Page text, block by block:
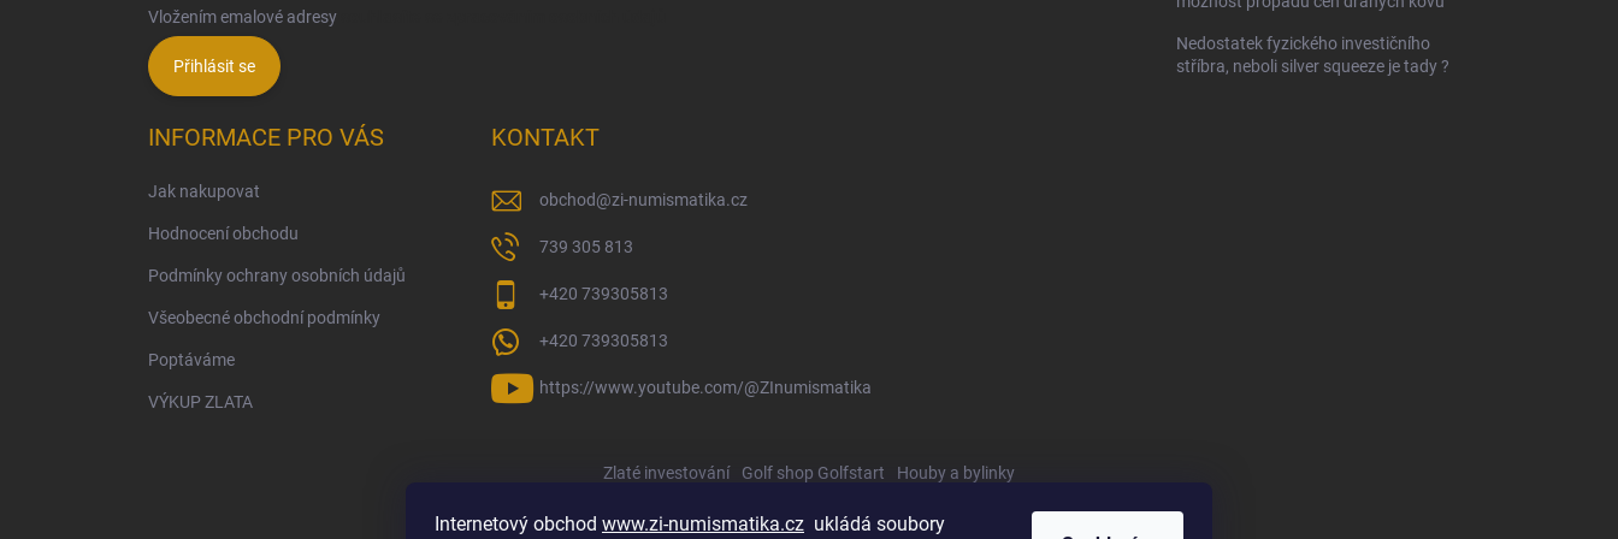
Internetový obchod www.zi-numismatika.cz ukládá soubory
Vložením emalové adresy
Přihlásit se
Nedostatek fyzického investičního
stříbra, neboli silver squeeze je tady ?
INFORMACE PRO VÁS
Jak nakupovat
Hodnocení obchodu
Podmínky ochrany osobních údajů
Všeobecné obchodní podmínky
Poptáváme
VÝKUP ZLATA
KONTAKT
obchod@zi-numismatika.cz
739 305 813
+420 739305813
+420 739305813
https://www.youtube.com/@ZInumismatika
Zlaté investování Golf shop Golfstart Houby a bylinky